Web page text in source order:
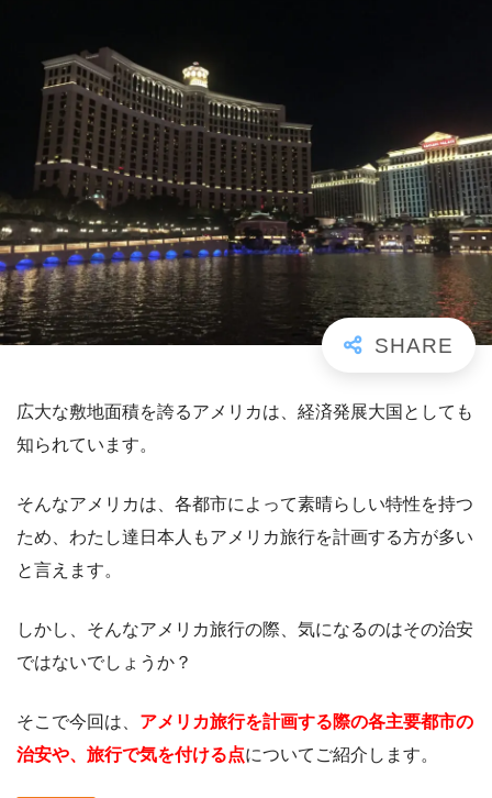
広大な敷地面積を誇るアメリカは、経済発展大国としても
知られています。
そんなアメリカは、各都市によって素晴らしい特性を持つ
ため、わたし達日本人もアメリカ旅行を計画する方が多い
と言えます。
しかし、そんなアメリカ旅行の際、気になるのはその治安
ではないでしょうか？
そこで今回は、 アメリカ旅行を計画する際の各主要都市の
治安や、旅行で気を付ける点についてご紹介します。